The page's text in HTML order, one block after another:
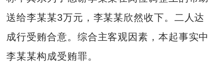
送给李某某3万元，李某某欣然收下。二人达
成行受贿合意。综合主客观因素，本起事实中
李某某构成受贿罪。